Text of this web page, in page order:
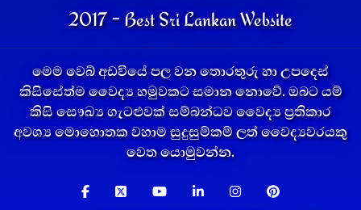
2017 - Best Sri Lankan Website
මෙම වෙබ් අඩවියේ පල වන තොරතුරු හා උපදෙස්
කිසිසේත්ම වෛද්‍ය හමුවකට සමාන නොවේ. ඔබට යම්
කිසි සෞඛ්‍ය ගැටළුවක් සම්බන්ධව වෛද්‍ය ප්‍රතිකාර
අවශ්‍ය මොහොතක වහාම සුදුසුම්කම් ලත් වෛද්‍යවරයකු
වෙත යොමුවන්න.